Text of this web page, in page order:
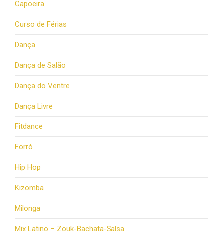
Capoeira
Curso de Férias
Dança
Dança de Salão
Dança do Ventre
Dança Livre
Fitdance
Forró
Hip Hop
Kizomba
Milonga
Mix Latino – Zouk-Bachata-Salsa